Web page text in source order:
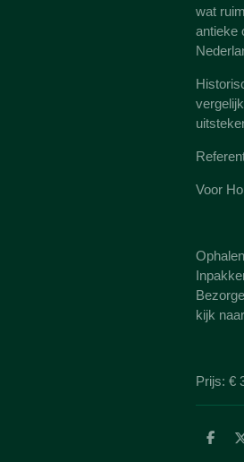
wat
antieke
Voor
kijk
Prijs: €
D